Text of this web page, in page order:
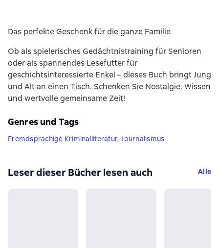
Das perfekte Geschenk für die ganze Familie
Ob als spielerisches Gedächtnistraining für Senioren
oder als spannendes Lesefutter für
geschichtsinteressierte Enkel – dieses Buch bringt Jung
und Alt an einen Tisch. Schenken Sie Nostalgie, Wissen
und wertvolle gemeinsame Zeit!
Genres und Tags
Fremdsprachige Kriminalliteratur, Journalismus
Leser dieser Bücher lesen auch Alle